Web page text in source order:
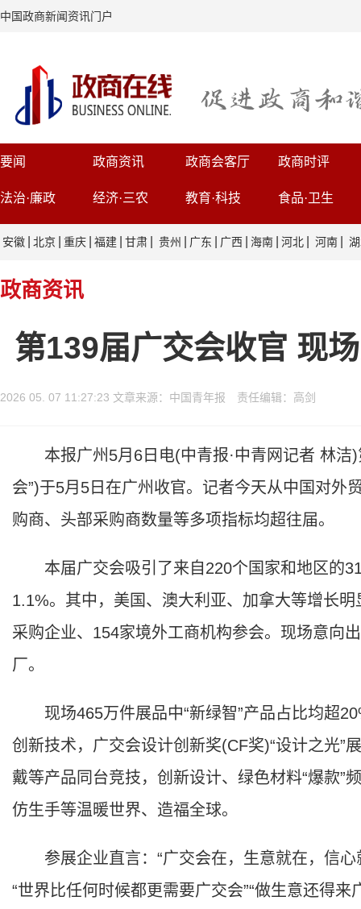
中国政商新闻资讯门户
要闻 政商资讯 政商会客厅 政商时评
法治·廉政 经济·三农 教育·科技 食品·卫生
安徽 北京 重庆 福建 甘肃 贵州 广东 广西 海南 河北 河南
政商资讯
第139届广交会收官 现
2026 05. 07 11:27:23 文章来源：中国青年报 责任编辑：高剑
本报广州5月6日电(中青报·中青网记者 林洁)
会”)于5月5日在广州收官。记者今天从中国对外
购商、头部采购商数量等多项指标均超往届。
本届广交会吸引了来自220个国家和地区的
1.1%。其中，美国、澳大利亚、加拿大等增长
采购企业、154家境外工商机构参会。现场意向
厂。
现场465万件展品中“新绿智”产品占比均超
创新技术，广交会设计创新奖(CF奖)“设计之光”
戴等产品同台竞技，创新设计、绿色材料“爆款”
仿生手等温暖世界、造福全球。
参展企业直言：“广交会在，生意就在，信心
“世界比任何时候都更需要广交会”“做生意还得来